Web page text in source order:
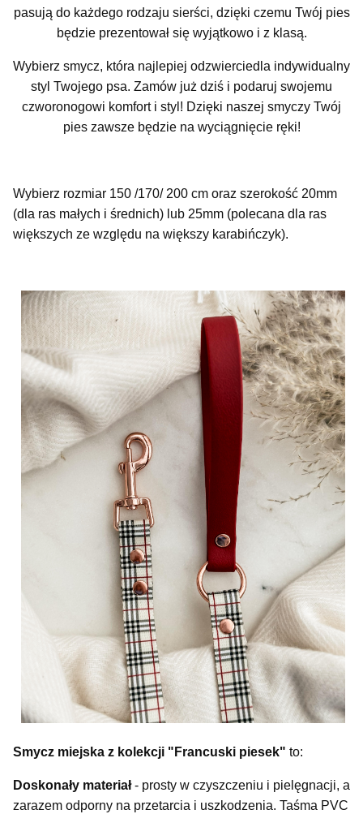
pasują do każdego rodzaju sierści, dzięki czemu Twój pies
będzie prezentował się wyjątkowo i z klasą.
Wybierz smycz, która najlepiej odzwierciedla indywidualny
styl Twojego psa. Zamów już dziś i podaruj swojemu
czworonogowi komfort i styl! Dzięki naszej smyczy Twój
pies zawsze będzie na wyciągnięcie ręki!
Wybierz rozmiar 150 /170/ 200 cm oraz szerokość 20mm
(dla ras małych i średnich) lub 25mm (polecana dla ras
większych ze względu na większy karabińczyk).
Smycz miejska z kolekcji "Francuski piesek" to:
Doskonały materiał- prosty w czyszczeniu i pielęgnacji, a
zarazem odporny na przetarcia i uszkodzenia. Taśma PVC